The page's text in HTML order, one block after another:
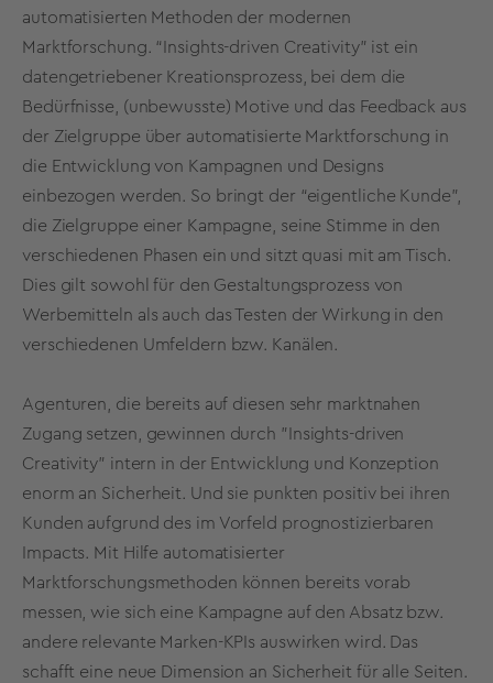
automatisierten Methoden der modernen
Marktforschung. “Insights-driven Creativity” ist ein
datengetriebener Kreationsprozess, bei dem die
Bedürfnisse, (unbewusste) Motive und das Feedback aus
der Zielgruppe über automatisierte Marktforschung in
die Entwicklung von Kampagnen und Designs
einbezogen werden. So bringt der “eigentliche Kunde”,
die Zielgruppe einer Kampagne, seine Stimme in den
verschiedenen Phasen ein und sitzt quasi mit am Tisch.
Dies gilt sowohl für den Gestaltungsprozess von
Werbemitteln als auch das Testen der Wirkung in den
verschiedenen Umfeldern bzw. Kanälen.
Agenturen, die bereits auf diesen sehr marktnahen
Zugang setzen, gewinnen durch "Insights-driven
Creativity" intern in der Entwicklung und Konzeption
enorm an Sicherheit. Und sie punkten positiv bei ihren
Kunden aufgrund des im Vorfeld prognostizierbaren
Impacts. Mit Hilfe automatisierter
Marktforschungsmethoden können bereits vorab
messen, wie sich eine Kampagne auf den Absatz bzw.
andere relevante Marken-KPIs auswirken wird. Das
schafft eine neue Dimension an Sicherheit für alle Seiten.